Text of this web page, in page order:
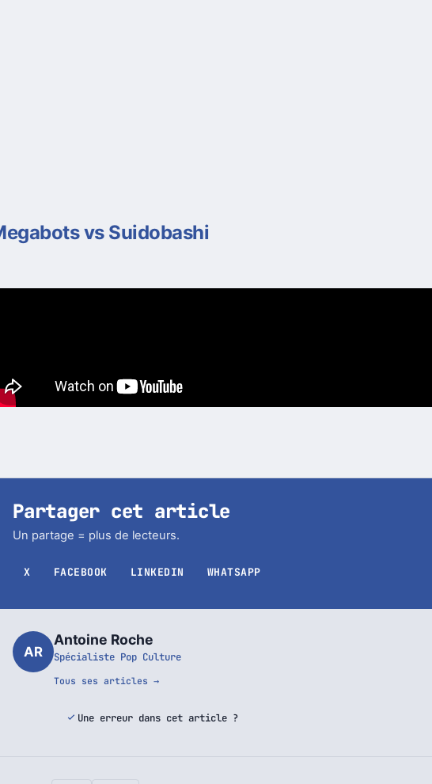
Megabots vs Suidobashi
Partager cet article
AR
Antoine Roche